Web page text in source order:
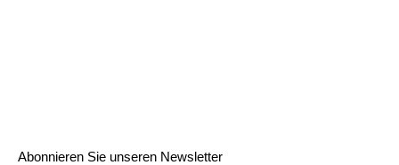
Abonnieren Sie unseren Newsletter